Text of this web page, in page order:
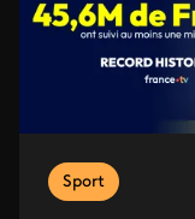
Sport